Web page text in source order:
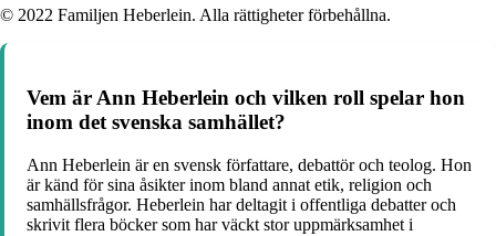
© 2022 Familjen Heberlein. Alla rättigheter förbehållna.
Vem är Ann Heberlein och vilken roll spelar hon
inom det svenska samhället?
Ann Heberlein är en svensk författare, debattör och teolog. Hon
är känd för sina åsikter inom bland annat etik, religion och
samhällsfrågor. Heberlein har deltagit i offentliga debatter och
skrivit flera böcker som har väckt stor uppmärksamhet i